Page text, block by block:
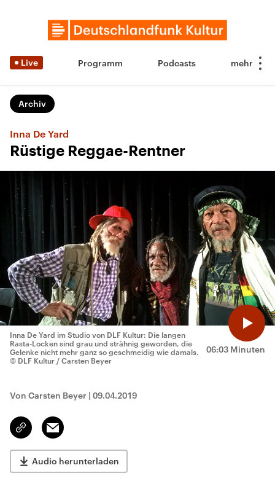
Live Programm Podcasts
Archiv
Inna De Yard
Rüstige Reggae-Rentner
06:03 Minuten
Inna De Yard im Studio von DLF Kultur: Die langen
Rasta-Locken sind grau und strähnig geworden, die
Gelenke nicht mehr ganz so geschmeidig wie damals.
© DLF Kultur / Carsten Beyer
Von Carsten Beyer | 09.04.2019
Link
kopieren/teilen
Email
Audio herunterladen